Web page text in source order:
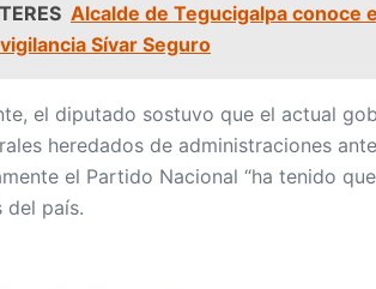
Alcalde de Tegucigalpa conoce
Sívar Seguro
el diputado sostuvo que el actual
heredados de administraciones
el Partido Nacional “ha tenido
del país.